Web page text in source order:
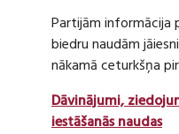
Partijām informācija
biedru naudām
nākamā ceturkšņa
Dāvinājumi,
iestāšanās naudas